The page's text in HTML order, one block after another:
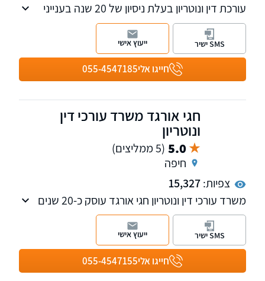
עורכת דין ונוטריון בעלת ניסיון של 20 שנה בענייני
המעמד האישי, לרבות גירושין, הסכמים, צוואות
וירושות ועריכת ייפוי כוח מתמשך.
חייגו אלי055-4547185
SMS ישיר ייעוץ אישי
חגי אורגד משרד עורכי דין
ונוטריון
5.0 (5 ממליצים)
חיפה
צפיות:15,327
משרד עורכי דין ונוטריון חגי אורגד עוסק כ-20 שנים
בתחומים הבאים: לשון הרע, דיני ירושה, צוואות,
התנגדויות לצוואות, משפט מסחרי ואזרחי ונדל"ן.
חייגו אלי055-4547155
SMS ישיר ייעוץ אישי